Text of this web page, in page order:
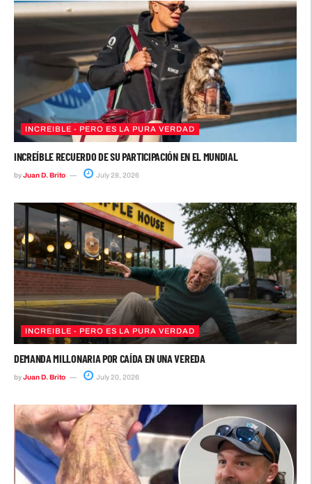
INCREIBLE - PERO ES LA PURA VERDAD
INCREÍBLE RECUERDO DE SU PARTICIPACIÓN EN EL MUNDIAL
byJuan D. Brito July 28, 2026
INCREIBLE - PERO ES LA PURA VERDAD
DEMANDA MILLONARIA POR CAÍDA EN UNA VEREDA
byJuan D. Brito July 20, 2026